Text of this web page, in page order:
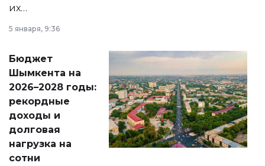
их
принести
народу
Венесуэлы.
5 января, 9:36
Бюджет
Шымкента на
2026–2028 годы:
рекордные
доходы и
долговая
нагрузка на
сотни